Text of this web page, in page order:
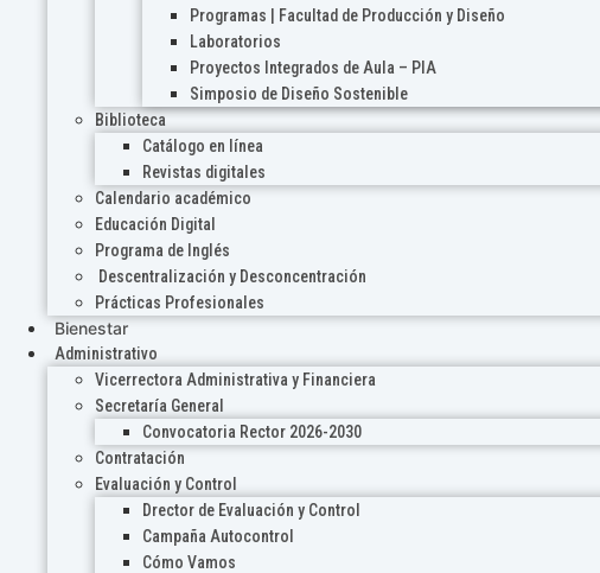
Programas | Facultad de Producción y Diseño
Laboratorios
Proyectos Integrados de Aula – PIA
Simposio de Diseño Sostenible
Biblioteca
Catálogo en línea
Revistas digitales
Calendario académico
Educación Digital
Programa de Inglés
Descentralización y Desconcentración
Prácticas Profesionales
Bienestar
Administrativo
Vicerrectora Administrativa y Financiera
Secretaría General
Convocatoria Rector 2026-2030
Contratación
Evaluación y Control
Drector de Evaluación y Control
Campaña Autocontrol
Cómo Vamos